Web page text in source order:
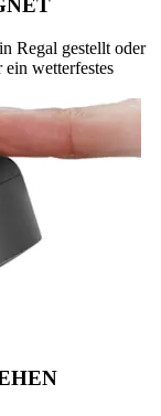
Regal gestellt oder
wetterfestes